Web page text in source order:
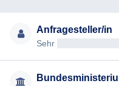
Anfragesteller/in
Sehr